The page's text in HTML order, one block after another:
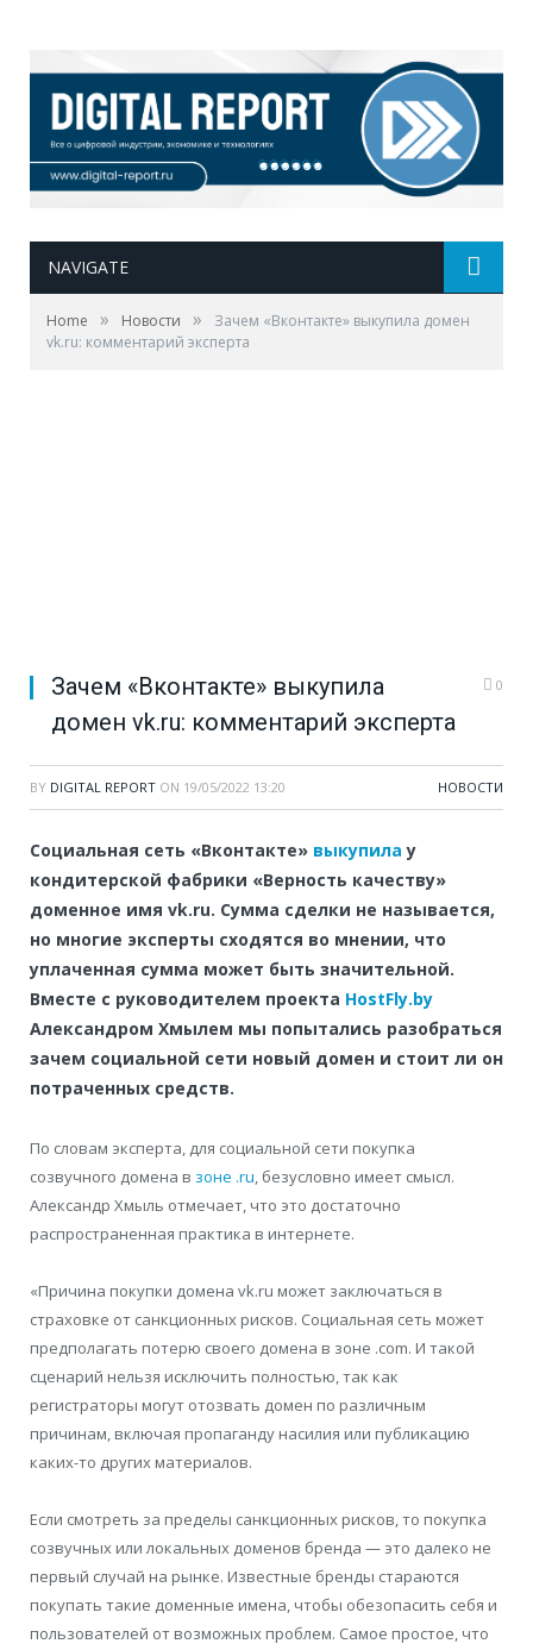
NAVIGATE
Home » Новости »
Зачем «Вконтакте» выкупила домен
vk.ru: комментарий эксперта
Зачем «Вконтакте» выкупила
домен vk.ru: комментарий эксперта
0
BY DIGITAL REPORT ON 19/05/2022 13:20 НОВОСТИ
Социальная сеть «Вконтакте» выкупила у
кондитерской фабрики «Верность качеству»
доменное имя vk.ru. Сумма сделки не называется,
но многие эксперты сходятся во мнении, что
уплаченная сумма может быть значительной.
Вместе с руководителем проекта HostFly.by
Александром Хмылем мы попытались разобраться
зачем социальной сети новый домен и стоит ли он
потраченных средств.
По словам эксперта, для социальной сети покупка
созвучного домена в зоне .ru, безусловно имеет смысл.
Александр Хмыль отмечает, что это достаточно
распространенная практика в интернете.
«Причина покупки домена vk.ru может заключаться в
страховке от санкционных рисков. Социальная сеть может
предполагать потерю своего домена в зоне .com. И такой
сценарий нельзя исключить полностью, так как
регистраторы могут отозвать домен по различным
причинам, включая пропаганду насилия или публикацию
каких-то других материалов.
Если смотреть за пределы санкционных рисков, то покупка
созвучных или локальных доменов бренда — это далеко не
первый случай на рынке. Известные бренды стараются
покупать такие доменные имена, чтобы обезопасить себя и
пользователей от возможных проблем. Самое простое, что